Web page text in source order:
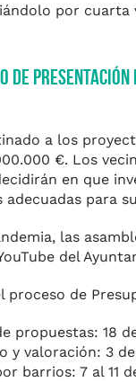
por cuarta
de
a los
€. Los
en que
adecuadas para
las
del
proceso de
propuestas: 18
y valoración: 3
barrios: 7 al 11